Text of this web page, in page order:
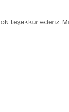
teşekkür ederiz.